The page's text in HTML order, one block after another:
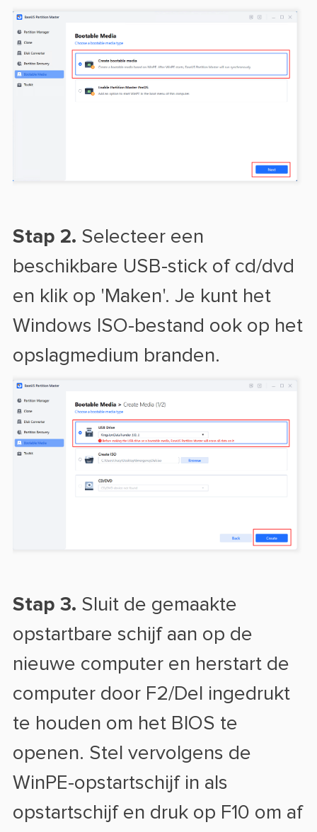
Stap 2. Selecteer een
beschikbare USB-stick of cd/dvd
en klik op 'Maken'. Je kunt het
Windows ISO-bestand ook op het
opslagmedium branden.
Stap 3. Sluit de gemaakte
opstartbare schijf aan op de
nieuwe computer en herstart de
computer door F2/Del ingedrukt
te houden om het BIOS te
openen. Stel vervolgens de
WinPE-opstartschijf in als
opstartschijf en druk op F10 om af